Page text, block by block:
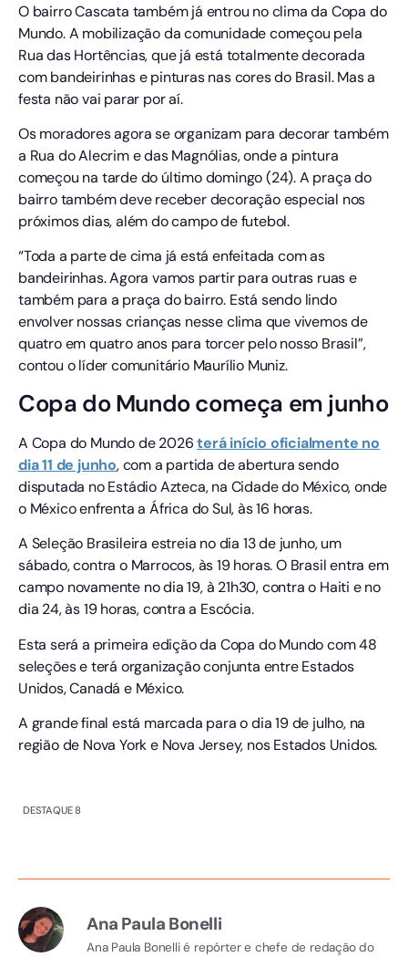
O bairro Cascata também já entrou no clima da Copa do
Mundo. A mobilização da comunidade começou pela
Rua das Hortências, que já está totalmente decorada
com bandeirinhas e pinturas nas cores do Brasil. Mas a
festa não vai parar por aí.
Os moradores agora se organizam para decorar também
a Rua do Alecrim e das Magnólias, onde a pintura
começou na tarde do último domingo (24). A praça do
bairro também deve receber decoração especial nos
próximos dias, além do campo de futebol.
“Toda a parte de cima já está enfeitada com as
bandeirinhas. Agora vamos partir para outras ruas e
também para a praça do bairro. Está sendo lindo
envolver nossas crianças nesse clima que vivemos de
quatro em quatro anos para torcer pelo nosso Brasil”,
contou o líder comunitário Maurílio Muniz.
Copa do Mundo começa em junho
A Copa do Mundo de 2026terá início oficialmente no
dia 11 de junho, com a partida de abertura sendo
disputada no Estádio Azteca, na Cidade do México, onde
o México enfrenta a África do Sul, às 16 horas.
A Seleção Brasileira estreia no dia 13 de junho, um
sábado, contra o Marrocos, às 19 horas. O Brasil entra em
campo novamente no dia 19, à 21h30, contra o Haiti e no
dia 24, às 19 horas, contra a Escócia.
Esta será a primeira edição da Copa do Mundo com 48
seleções e terá organização conjunta entre Estados
Unidos, Canadá e México.
A grande final está marcada para o dia 19 de julho, na
região de Nova York e Nova Jersey, nos Estados Unidos.
DESTAQUE 8
Ana Paula Bonelli
Ana Paula Bonelli é repórter e chefe de redação do